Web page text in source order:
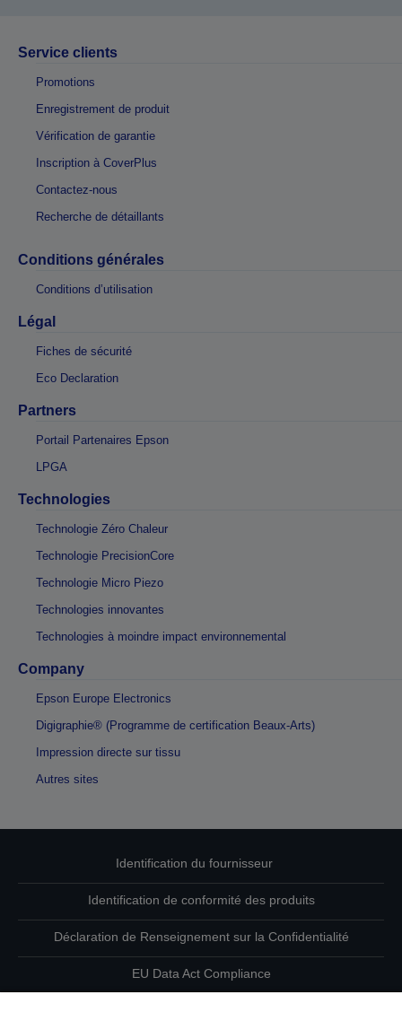
Service clients
Promotions
Enregistrement de produit
Vérification de garantie
Inscription à CoverPlus
Contactez-nous
Recherche de détaillants
Conditions générales
Conditions d’utilisation
Légal
Fiches de sécurité
Eco Declaration
Partners
Portail Partenaires Epson
LPGA
Technologies
Technologie Zéro Chaleur
Technologie PrecisionCore
Technologie Micro Piezo
Technologies innovantes
Technologies à moindre impact environnemental
Company
Epson Europe Electronics
Digigraphie® (Programme de certification Beaux-Arts)
Impression directe sur tissu
Autres sites
Identification du fournisseur
Identification de conformité des produits
Déclaration de Renseignement sur la Confidentialité
EU Data Act Compliance